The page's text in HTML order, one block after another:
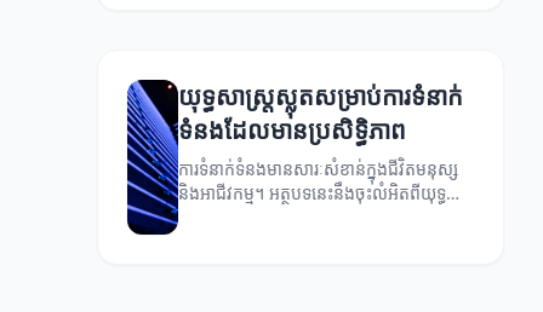
យុទ្ធសាស្ត្រស្លុតសម្រាប់ការទំនាក់
ទំនងដែលមានប្រសិទ្ធិភាព
ការទំនាក់ទំនងមានសារៈសំខាន់ក្នុងជីវិតមនុស្ស
និងអាជីវកម្ម។ អត្ថបទនេះនឹងចុះលំអិតពីយុទ្ធ